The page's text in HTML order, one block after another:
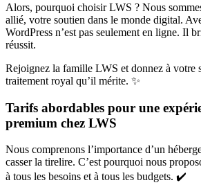
Alors, pourquoi choisir LWS ? Nous
allié, votre soutien dans le monde digital.
WordPress n’est pas seulement en ligne. Il
réussit.
Rejoignez la famille LWS et donnez à votre
traitement royal qu’il mérite. ✨
Tarifs abordables pour une
premium chez LWS
Nous comprenons l’importance d’un
casser la tirelire. C’est pourquoi nous
à tous les besoins et à tous les budgets. ✔️